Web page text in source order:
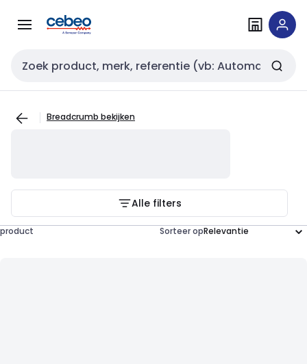
naar
naar
Zoekveld invoer
Breadcrumb bekijken
Alle filters
product Sorteer op